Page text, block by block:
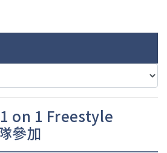
1 on 1 Freestyle
參加